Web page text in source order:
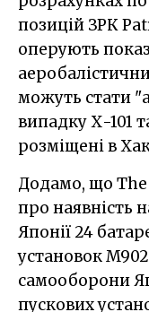
позицій ЗРК
оперують
можуть стати
випадку Х-101
розміщені в
Додамо, що The
про наявність
Японії 24
установок
самооборони
пускових